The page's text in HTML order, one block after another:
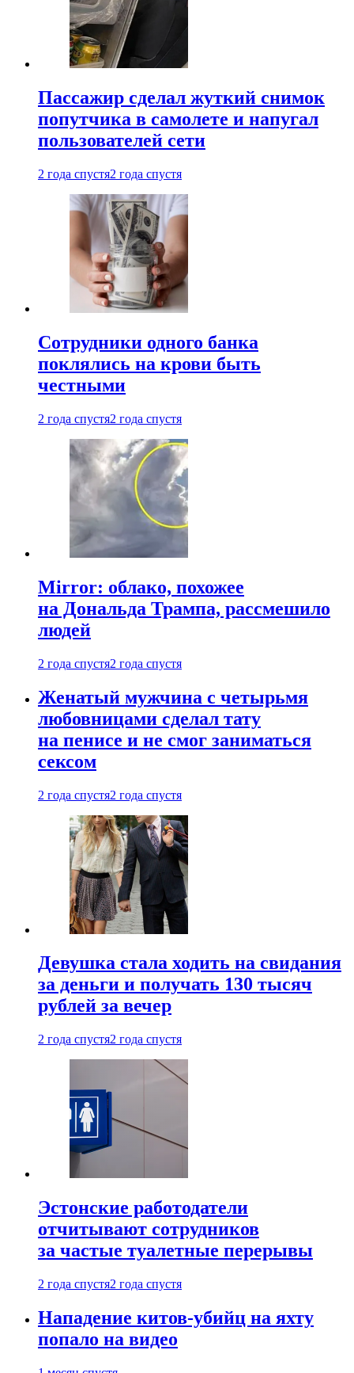
Пассажир сделал жуткий снимок
попутчика в самолете и напугал
пользователей сети
2 года спустя2 года спустя
Сотрудники одного банка
поклялись на крови быть
честными
2 года спустя2 года спустя
Mirror: облако, похожее
на Дональда Трампа, рассмешило
людей
2 года спустя2 года спустя
Женатый мужчина с четырьмя
любовницами сделал тату
на пенисе и не смог заниматься
сексом
2 года спустя2 года спустя
Девушка стала ходить на свидания
за деньги и получать 130 тысяч
рублей за вечер
2 года спустя2 года спустя
Эстонские работодатели
отчитывают сотрудников
за частые туалетные перерывы
2 года спустя2 года спустя
Нападение китов-убийц на яхту
попало на видео